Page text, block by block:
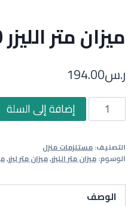
ميزان متر الليزر 360 درجة
ر.س194.00
كمية
ميزان
الليزر
360
درجة
إضافة إلى السلة
التصنيف:مستلزمات منزل
الوسوم:ميزان متر الليزر,ميزان متر ليزر,
الوصف